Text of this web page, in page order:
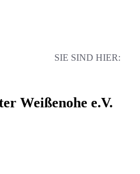
SIE SIND HIER:
Weißenohe e.V.